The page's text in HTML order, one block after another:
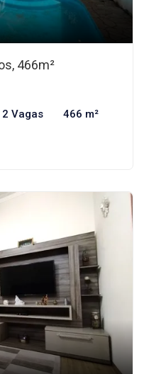
466m²
2 Vagas 466 m²